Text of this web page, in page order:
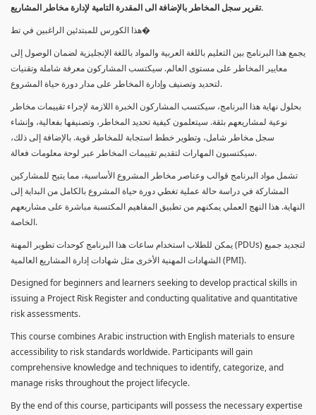
تقرير سجل المخاطر بالإضافة الى المقدرة التامية لإدارة مخاطر المشاريع.
هذا الكورس للمبتدئين الراغبين في تط�
يجمع هذا البرنامج بين التعليم باللغة العربية والمواد باللغة الإنجليزية لضمان الوصول إلى
معايير المخاطر على مستوى العالم. سيكتسب المشاركون معرفة شاملة وتقنيات
لتحديد وتصنيف وإدارة المخاطر على مدار دورة حياة المشروع.
بحلول نهاية هذا البرنامج، سيكتسب المشاركون الخبرة اللازمة لإجراء تقييمات مخاطر
نوعية لمشاريعهم بثقة. سيتعلمون كيفية تحديد المخاطر، وتصنيفها بفعالية، وإنشاء
سجل مخاطر شامل، وتطوير خطط استجابة للمخاطر قوية. بالإضافة إلى ذلك،
سيكتسبون المهارات لتقديم تقييمات المخاطر عبر لوحة معلومات فعالة.
تشمل مواد البرنامج قوالب وعناصر مخاطر المشروع الأساسية، مما يتيح للمشاركين
المشاركة في دراسة حالة عملية تغطي دورة حياة المشروع بالكامل من البداية إلى
النهاية. هذا النهج العملي يمكنهم من تطبيق المفاهيم المكتسبة مباشرة على مشاريعهم
الخاصة.
يمكن للطلاب استخدام ساعات هذا البرنامج كوحدات تطوير المهنة (PDUs) لتجديد جميع
الشهادات المهنية الأخرى مثل شهادات إدارة المشاريع العالمية (PMI).
Designed for beginners and learners seeking to develop practical skills in
issuing a Project Risk Register and conducting qualitative and quantitative
risk assessments.
This course combines Arabic instruction with English materials to ensure
accessibility to risk standards worldwide. Participants will gain
comprehensive knowledge and techniques to identify, categorize, and
manage risks throughout the project lifecycle.
By the end of this course, participants will possess the necessary expertise